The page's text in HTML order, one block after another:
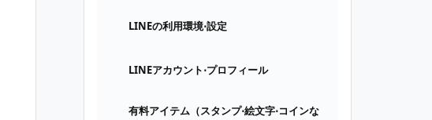
LINEの利用環境⋅設定
LINEアカウント⋅プロフィール
有料アイテム（スタンプ⋅絵文字⋅コインな